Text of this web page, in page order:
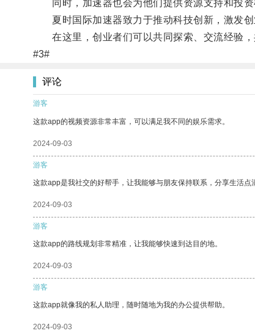
同时，加速器也会为他们提供资源支持和投资
夏时国际加速器致力于推动科技创新，激发创
在这里，创业者们可以共同探索、交流经验，
#3#
评论
游客
这款app的视频资源非常丰富，可以满足我不同的娱乐需求。
2024-09-03
游客
这款app是我社交的好帮手，让我能够与朋友保持联系，分享生活点
2024-09-03
游客
这款app的路线规划非常精准，让我能够快速到达目的地。
2024-09-03
游客
这款app就像我的私人助理，随时随地为我的办公提供帮助。
2024-09-03